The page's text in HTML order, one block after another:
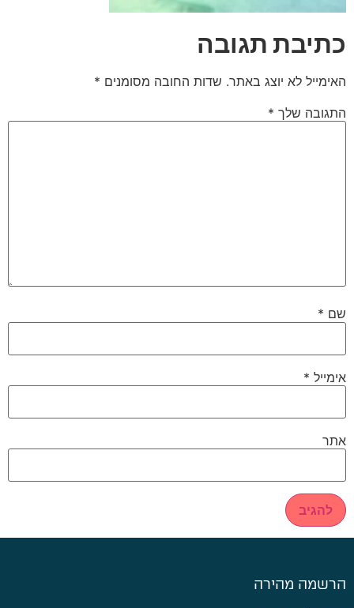
כתיבת תגובה
האימייל לא יוצג באתר. שדות החובה מסומנים *
התגובה שלך *
שם *
אימייל *
אתר
הרשמה מהירה